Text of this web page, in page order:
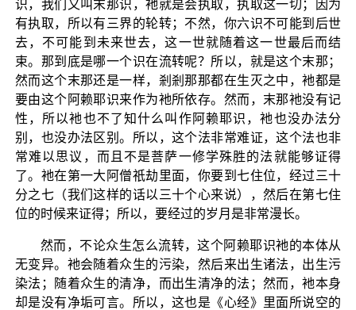
识，我们又叫末那识，衪就是会执取，执取这一切；因为
有执取，所以有三界的轮转；不然，你六识不可能到后世
去，不可能到未来世去，这一世就随着这一世最后而结
束。那到底是哪一个识在流转呢？所以，就是这个末那；
然而这个末那还是一样，剎剎那那都在生灭之中，衪都是
要由这个阿赖耶识来作为衪所依存。然而，末那衪没有记
性，所以衪也不了知什么叫作阿赖耶识，衪也没办法分
别，也没办法区别。所以，这个法非常难证，这个法也非
常难以思议，而且不是菩萨一修学殊胜的法就能够证得
了。衪在第一大阿僧祇劫里面，你要到七住位，经过三十
分之七（我们这样的话以三十个心来说），然后在第七住
位的时候来证得；所以，要经过的岁月是非常漫长。
然而，不论众生怎么流转，这个阿赖耶识衪的本体从
无变异。衪会随着众生的污染，然后来出生诸法，出生污
染法；随着众生的清净，而出生清净的法；然而，衪本身
却是没有净垢可言。所以，这也是《心经》里面所说空的